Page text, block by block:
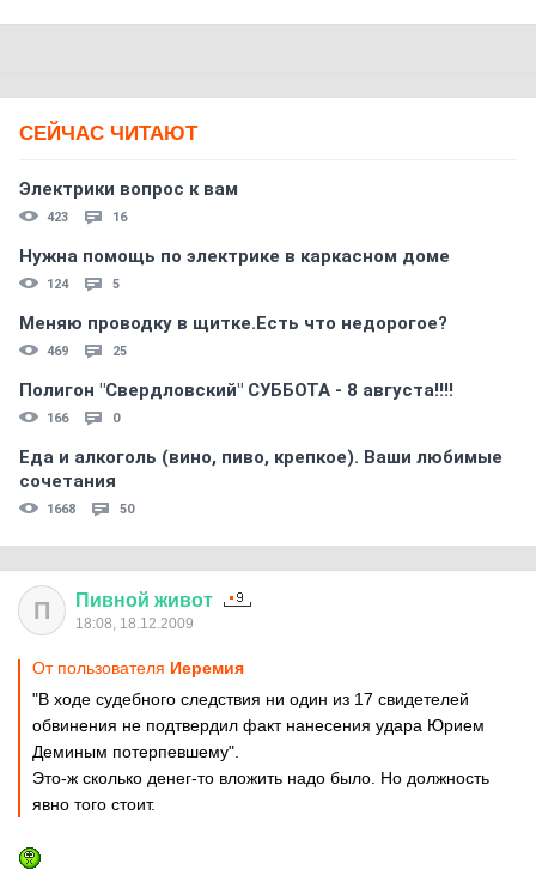
СЕЙЧАС ЧИТАЮТ
Электрики вопрос к вам
423 16
Нужна помощь по электрике в каркасном доме
124 5
Меняю проводку в щитке.Есть что недорогое?
469 25
Полигон "Свердловский" СУББОТА - 8 августа!!!!
166 0
Еда и алкоголь (вино, пиво, крепкое). Ваши любимые
сочетания
1668 50
П Пивной живот
18:08, 18.12.2009
От пользователя Иеремия
"В ходе судебного следствия ни один из 17 свидетелей
обвинения не подтвердил факт нанесения удара Юрием
Деминым потерпевшему".
Это-ж сколько денег-то вложить надо было. Но должность
явно того стоит.